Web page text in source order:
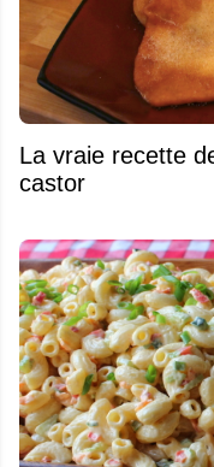
La vraie recette
castor